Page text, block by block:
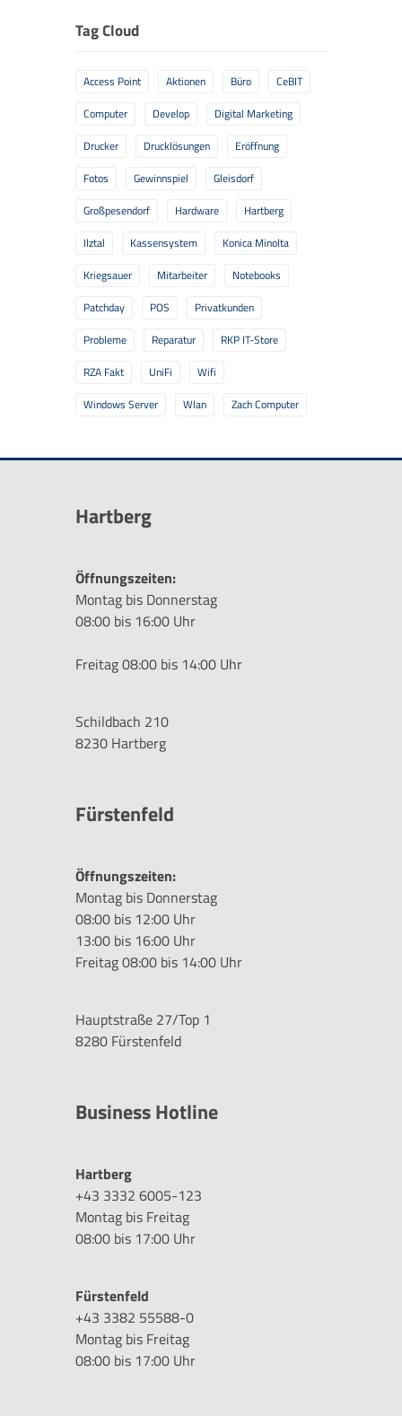
Tag Cloud
Access Point Aktionen Büro
CeBIT
Computer
Develop
Digital Marketing
Drucker
Drucklösungen
Eröffnung
Fotos
Gewinnspiel
Gleisdorf
Großpesendorf
Hardware
Hartberg
Ilztal
Kassensystem
Konica Minolta
Kriegsauer
Mitarbeiter
Notebooks
Patchday
POS
Privatkunden
Probleme
Reparatur
RKP IT-Store
RZA Fakt
UniFi
Wifi
Windows Server
Wlan Zach Computer
Hartberg
Öffnungszeiten:
Montag bis Donnerstag
08:00 bis 16:00 Uhr
Freitag 08:00 bis 14:00 Uhr
Schildbach 210
8230 Hartberg
Fürstenfeld
Öffnungszeiten:
Montag bis Donnerstag
08:00 bis 12:00 Uhr
13:00 bis 16:00 Uhr
Freitag 08:00 bis 14:00 Uhr
Hauptstraße 27/Top 1
8280 Fürstenfeld
Business Hotline
Hartberg
+43 3332 6005-123
Montag bis Freitag
08:00 bis 17:00 Uhr
Fürstenfeld
+43 3382 55588-0
Montag bis Freitag
08:00 bis 17:00 Uhr